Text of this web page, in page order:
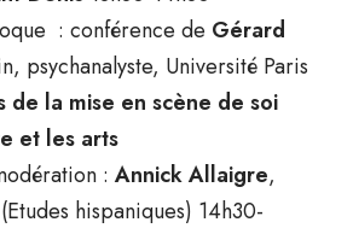
: conférence de Gérard
psychanalyste, Université Paris
de la mise en scène de soi
et les arts
: Annick Allaigre,
hispaniques) 14h30-